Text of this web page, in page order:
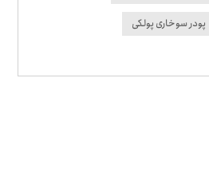
پودر سوخاری پولکی